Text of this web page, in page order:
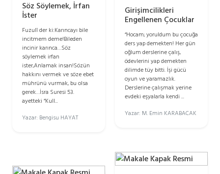
Söz Söylemek, İrfan
İster
Fuzulî der ki:Karıncayı bile
incitmem deme!Bileden
incinir karınca…Söz
söylemek irfan
ister,Anlamak insan!Sözün
hakkını vermek ve söze ebet
mührünü vurmak, bu olsa
gerek…İsra Suresi 53.
ayetteki “Kull...
Yazar: Bengisu HAYAT
Girişimcilikleri
Engellenen Çocuklar
“Hocam; yoruldum bu çocuğa
ders yap demekten! Her gün
oğlum derslerine çalış,
ödevlerini yap demekten
dilimde tüy bitti. İşi gücü
oyun ve yaramazlık.
Derslerine çalışmak yerine
evdeki eşyalarla kendi ...
Yazar: M. Emin KARABACAK